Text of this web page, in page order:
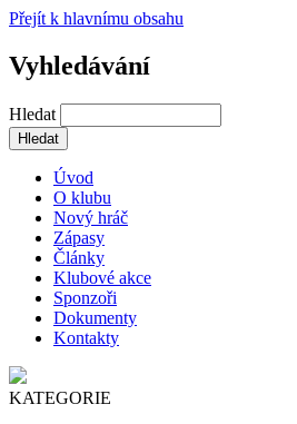
Přejít k hlavnímu obsahu
Vyhledávání
Hledat
Úvod
O klubu
Nový hráč
Zápasy
Články
Klubové akce
Sponzoři
Dokumenty
Kontakty
KATEGORIE